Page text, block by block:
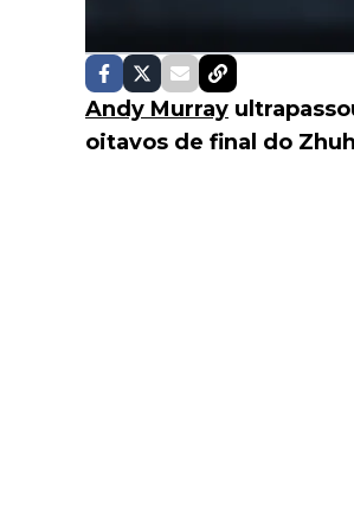
Andy Murray
oitavos de final do